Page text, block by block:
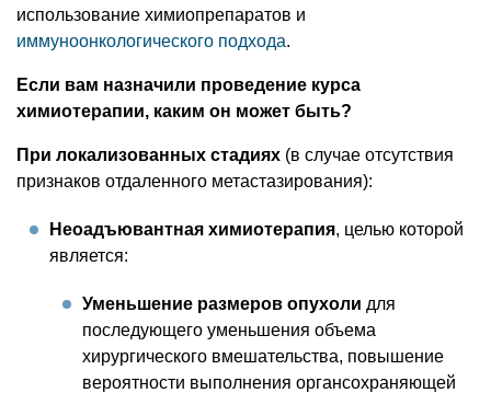
использование химиопрепаратов и
иммуноонкологического подхода.
Если вам назначили проведение курса
химиотерапии, каким он может быть?
При локализованных стадиях (в случае отсутствия
признаков отдаленного метастазирования):
Неоадъювантная химиотерапия, целью которой
является:
Уменьшение размеров опухоли для
последующего уменьшения объема
хирургического вмешательства, повышение
вероятности выполнения органсохраняющей